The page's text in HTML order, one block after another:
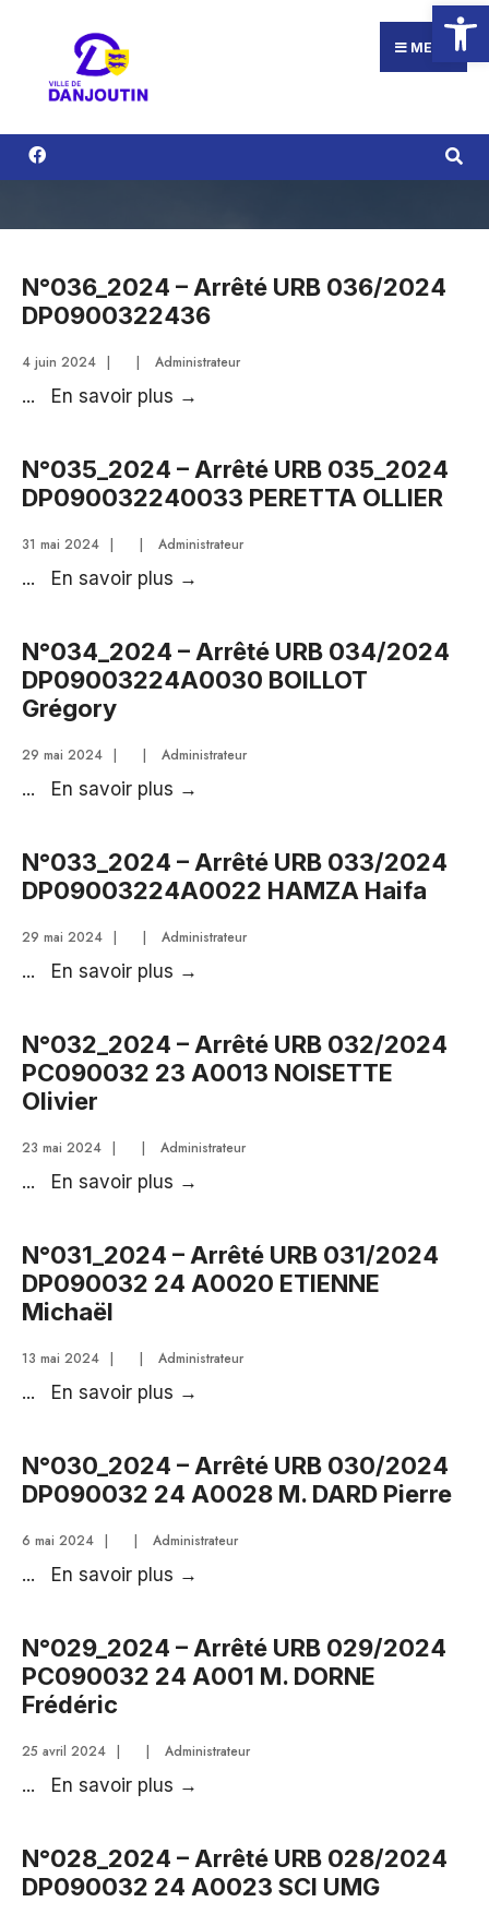
Ouvrir
contenu
MENU
N°036_2024 – Arrêté URB 036/2024
DP0900322436
4 juin 2024 | | Administrateur
... En savoir plus →
Arrêté
URB
036/2024
DP0900322436
N°035_2024 – Arrêté URB 035_2024
DP090032240033 PERETTA OLLIER
31 mai 2024 | | Administrateur
... En savoir plus →
Arrêté
URB
035_2024
PERETTA
N°034_2024 – Arrêté URB 034/2024
DP09003224A0030 BOILLOT
Grégory
29 mai 2024 | | Administrateur
... En savoir plus →
Arrêté
URB
034/2024
DP09003224A0030
N°033_2024 – Arrêté URB 033/2024
DP09003224A0022 HAMZA Haifa
29 mai 2024 | | Administrateur
... En savoir plus →
Arrêté
URB
033/2024
HAMZA
N°032_2024 – Arrêté URB 032/2024
PC090032 23 A0013 NOISETTE
Olivier
23 mai 2024 | | Administrateur
... En savoir plus →
Arrêté
URB
032/2024
23
N°031_2024 – Arrêté URB 031/2024
DP090032 24 A0020 ETIENNE
Michaël
13 mai 2024 | | Administrateur
... En savoir plus →
Arrêté
URB
031/2024
DP090032
Michaël
N°030_2024 – Arrêté URB 030/2024
DP090032 24 A0028 M. DARD Pierre
6 mai 2024 | | Administrateur
... En savoir plus →
Arrêté
URB
030/2024
24
Pierre
N°029_2024 – Arrêté URB 029/2024
PC090032 24 A001 M. DORNE
Frédéric
25 avril 2024 | | Administrateur
... En savoir plus →
Arrêté
URB
029/2024
N°028_2024 – Arrêté URB 028/2024
DP090032 24 A0023 SCI UMG
for: